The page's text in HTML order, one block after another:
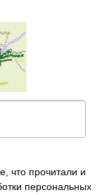
что прочитали и
персональных